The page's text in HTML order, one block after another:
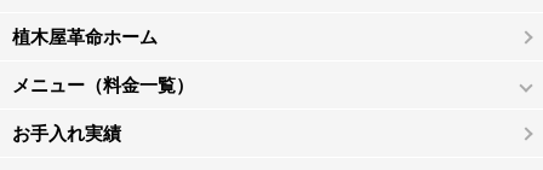
植木屋革命ホーム
メニュー（料金一覧）
お手入れ実績